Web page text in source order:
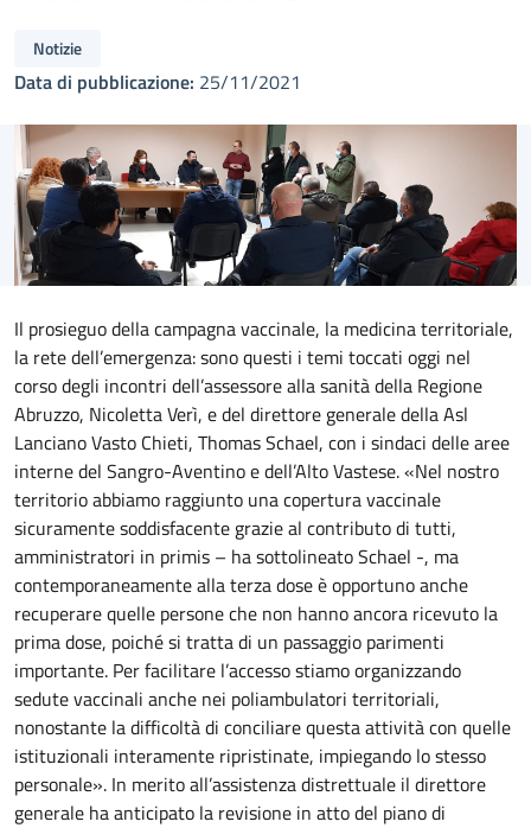
Notizie
Data di pubblicazione: 25/11/2021
Il prosieguo della campagna vaccinale, la medicina territoriale,
la rete dell’emergenza: sono questi i temi toccati oggi nel
corso degli incontri dell’assessore alla sanità della Regione
Abruzzo, Nicoletta Verì, e del direttore generale della Asl
Lanciano Vasto Chieti, Thomas Schael, con i sindaci delle aree
interne del Sangro-Aventino e dell’Alto Vastese. «Nel nostro
territorio abbiamo raggiunto una copertura vaccinale
sicuramente soddisfacente grazie al contributo di tutti,
amministratori in primis – ha sottolineato Schael -, ma
contemporaneamente alla terza dose è opportuno anche
recuperare quelle persone che non hanno ancora ricevuto la
prima dose, poiché si tratta di un passaggio parimenti
importante. Per facilitare l’accesso stiamo organizzando
sedute vaccinali anche nei poliambulatori territoriali,
nonostante la difficoltà di conciliare questa attività con quelle
istituzionali interamente ripristinate, impiegando lo stesso
personale». In merito all’assistenza distrettuale il direttore
generale ha anticipato la revisione in atto del piano di